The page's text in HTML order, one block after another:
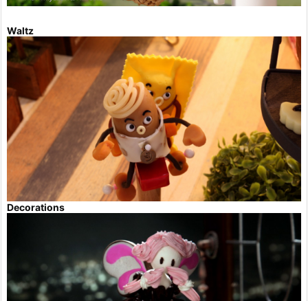
Waltz
Decorations